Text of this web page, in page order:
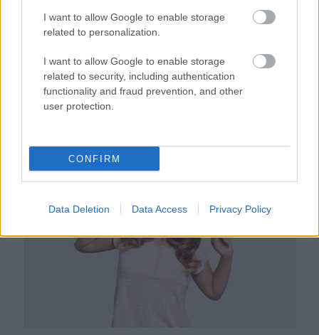
I want to allow Google to enable storage
related to personalization.
I want to allow Google to enable storage
related to security, including authentication
functionality and fraud prevention, and other
user protection.
CONFIRM
Data Deletion Data Access Privacy Policy